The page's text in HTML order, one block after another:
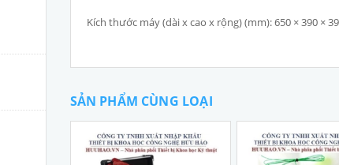
Kích thước máy (dài x cao x rộng) (mm): 650 × 390 ×
SẢN PHẨM CÙNG LOẠI